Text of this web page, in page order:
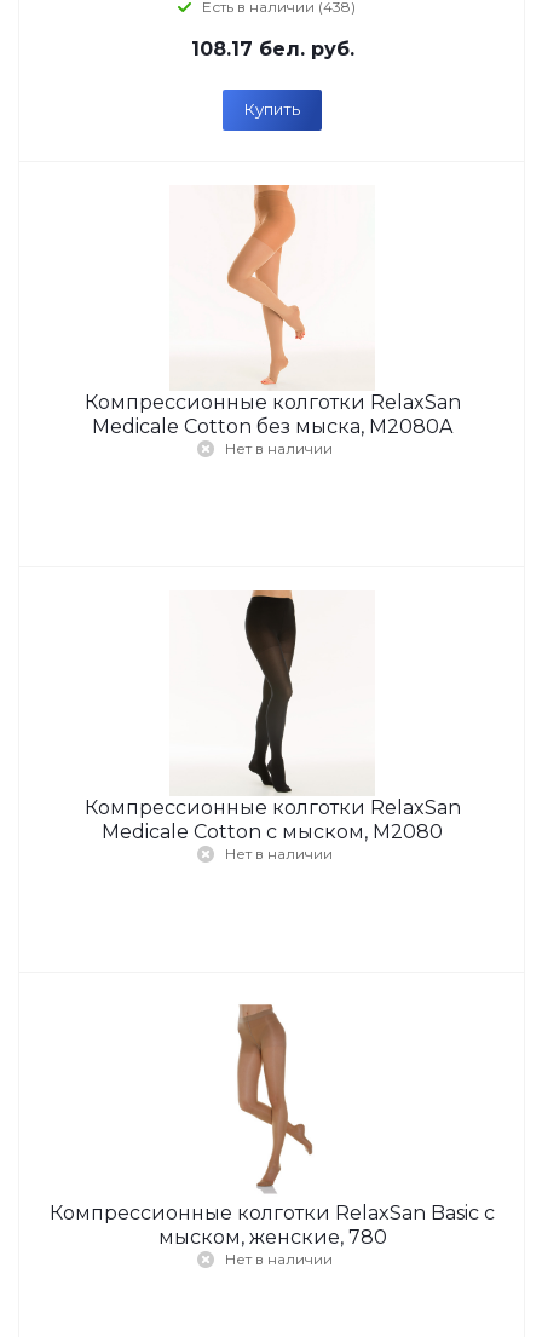
Есть в наличии (438)
108.17 бел. руб.
Купить
Компрессионные колготки RelaxSan
Medicale Cotton без мыска, M2080A
Нет в наличии
Компрессионные колготки RelaxSan
Medicale Cotton с мыском, М2080
Нет в наличии
Компрессионные колготки RelaxSan Basic с
мыском, женские, 780
Нет в наличии